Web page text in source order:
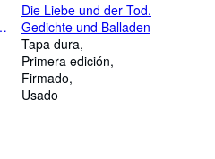
Die Liebe und der Tod.
Gedichte und Balladen
Tapa dura
Primera edición
Firmado
Usado